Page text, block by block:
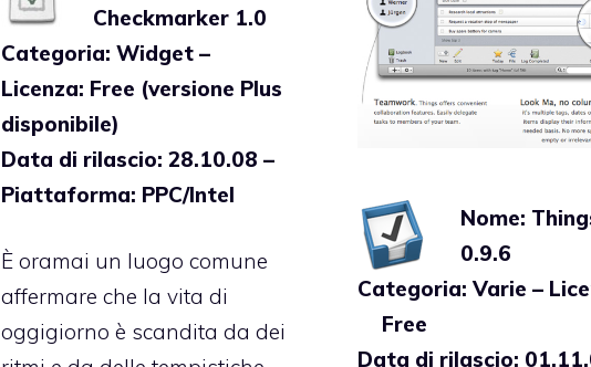
Checkmarker 1.0
Categoria: Widget –
Licenza: Free (versione Plus
disponibile)
Data di rilascio: 28.10.08 –
Piattaforma: PPC/Intel
È oramai un luogo comune
affermare che la vita di
oggigiorno è scandita da dei
Nome:
0.9.6
Categoria: Varie –
Free
Data di rilascio: